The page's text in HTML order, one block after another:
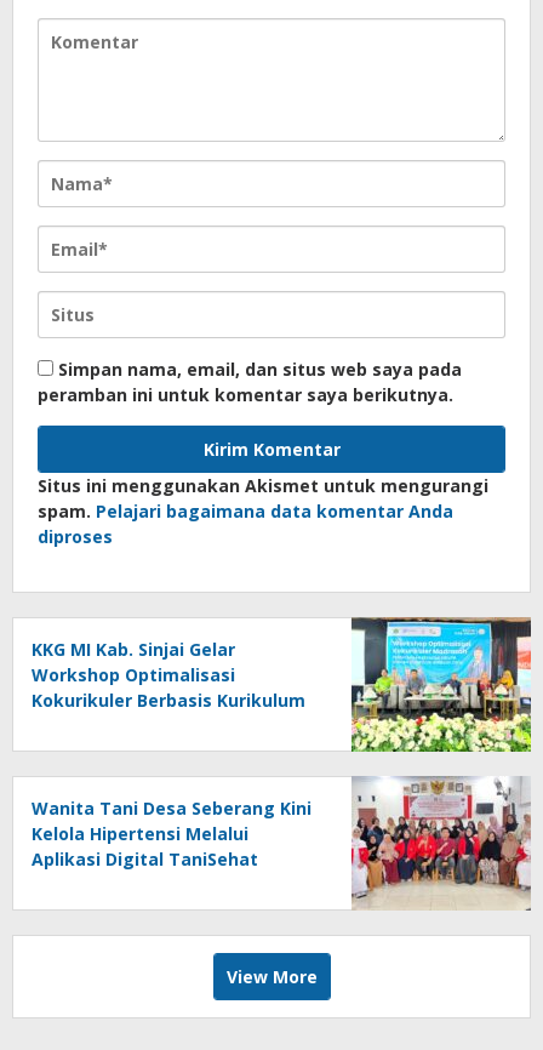
Simpan nama, email, dan situs web saya pada
peramban ini untuk komentar saya berikutnya.
Situs ini menggunakan Akismet untuk mengurangi
spam. Pelajari bagaimana data komentar Anda
diproses
KKG MI Kab. Sinjai Gelar
Workshop Optimalisasi
Kokurikuler Berbasis Kurikulum
Madrasah
Wanita Tani Desa Seberang Kini
Kelola Hipertensi Melalui
Aplikasi Digital TaniSehat
View More